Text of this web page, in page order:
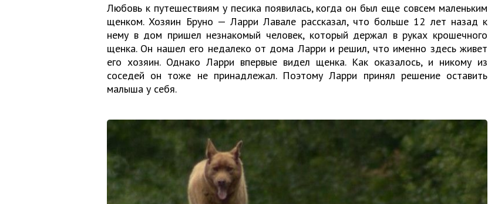
Любовь к путешествиям у песика появилась, когда он был еще совсем маленьким
щенком. Хозяин Бруно — Ларри Лавале рассказал, что больше 12 лет назад к
нему в дом пришел незнакомый человек, который держал в руках крошечного
щенка. Он нашел его недалеко от дома Ларри и решил, что именно здесь живет
его хозяин. Однако Ларри впервые видел щенка. Как оказалось, и никому из
соседей он тоже не принадлежал. Поэтому Ларри принял решение оставить
малыша у себя.